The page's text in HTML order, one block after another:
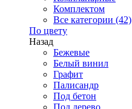
Комплектом
Все категории (42)
По цвету
Назад
Бежевые
Белый винил
Графит
Палисандр
Под бетон
Под дерево